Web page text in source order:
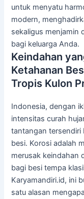
untuk menyatu
modern,
sekaligus menjamin
bagi keluarga Anda.
Keindahan
Ketahanan
Tropis Kulon
Indonesia, dengan
intensitas curah
tantangan tersendiri
besi. Korosi adalah
merusak keindahan
bagi besi tempa
Karyamandiri.id, ini
satu alasan